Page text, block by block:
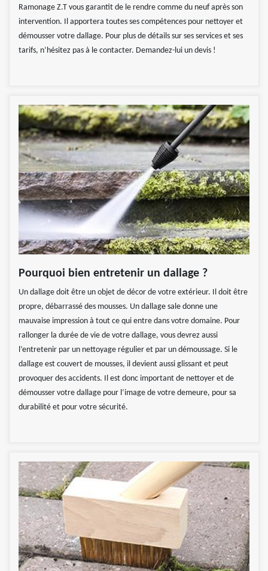
Ramonage Z.T vous garantit de le rendre comme du neuf après son
intervention. Il apportera toutes ses compétences pour nettoyer et
démousser votre dallage. Pour plus de détails sur ses services et ses
tarifs, n’hésitez pas à le contacter. Demandez-lui un devis !
Pourquoi bien entretenir un dallage ?
Un dallage doit être un objet de décor de votre extérieur. Il doit être
propre, débarrassé des mousses. Un dallage sale donne une
mauvaise impression à tout ce qui entre dans votre domaine. Pour
rallonger la durée de vie de votre dallage, vous devrez aussi
l’entretenir par un nettoyage régulier et par un démoussage. Si le
dallage est couvert de mousses, il devient aussi glissant et peut
provoquer des accidents. Il est donc important de nettoyer et de
démousser votre dallage pour l’image de votre demeure, pour sa
durabilité et pour votre sécurité.